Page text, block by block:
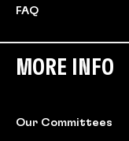
FAQ
MORE INFO
Our Committees